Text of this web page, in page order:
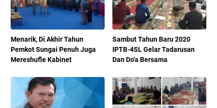
Menarik, Di Akhir Tahun
Pemkot Sungai Penuh Juga
Mereshufle Kabinet
Sambut Tahun Baru 2020
IPTB-4SL Gelar Tadarusan
Dan Do'a Bersama